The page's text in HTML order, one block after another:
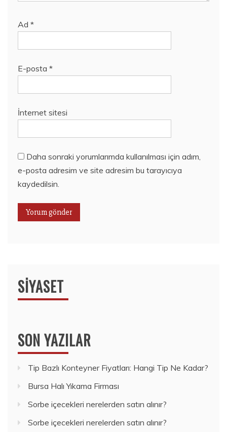
Ad *
E-posta *
İnternet sitesi
Daha sonraki yorumlarımda kullanılması için adım,
e-posta adresim ve site adresim bu tarayıcıya
kaydedilsin.
SIYASET
SON YAZILAR
Tip Bazlı Konteyner Fiyatları: Hangi Tip Ne Kadar?
Bursa Halı Yıkama Firması
Sorbe içecekleri nerelerden satın alınır?
Sorbe içecekleri nerelerden satın alınır?